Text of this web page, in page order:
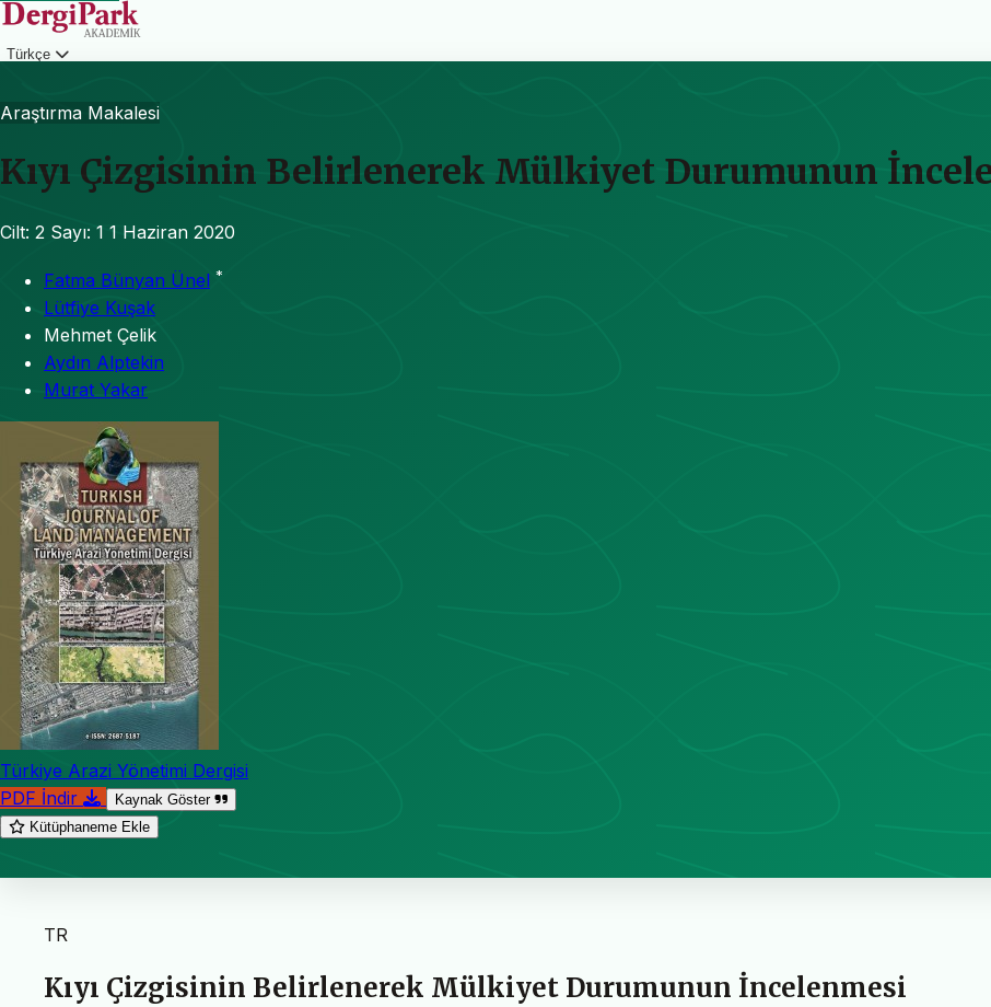
Türkçe
Araştırma Makalesi
Kıyı Çizgisinin Belirlenerek Mülkiyet Durumunun
Cilt: 2 Sayı: 1 1 Haziran 2020
Fatma Bünyan Ünel *
Lütfiye Kuşak
Mehmet Çelik
Aydın Alptekin
Murat Yakar
Türkiye Arazi Yönetimi Dergisi
PDF İndir
Kaynak Göster
Kütüphaneme Ekle
TR
Kıyı Çizgisinin Belirlenerek Mülkiyet Durumunun İncelenmesi